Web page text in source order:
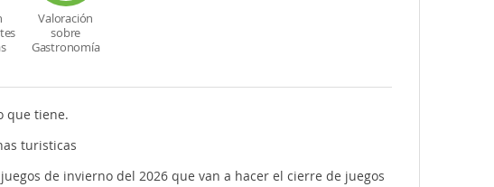
Valoración
sobre
Gastronomía
que tiene.
turisticas
de invierno del 2026 que van a hacer el cierre de juegos